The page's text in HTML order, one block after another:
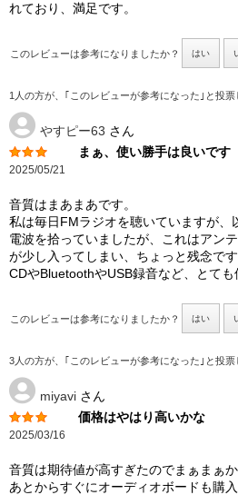
れており、満足です。
このレビューは参考になりましたか？ はい
1人の方が、｢このレビューが参考になった｣と投票
やすピー63 さん
まぁ、使い勝手は良いです
2025/05/21
音質はまあまあです。
私は毎日FMラジオを聴いていますが、
電波を拾っていましたが、これはアン
が少し入ってしまい、ちょっと残念です
CDやBluetoothやUSB録音など、とても
このレビューは参考になりましたか？ はい
3人の方が、｢このレビューが参考になった｣と投票
miyavi さん
価格はやはり高いかな
2025/03/16
音質は期待値が高すぎたのでまぁまぁか
あとからすぐにオーディオボードも購入